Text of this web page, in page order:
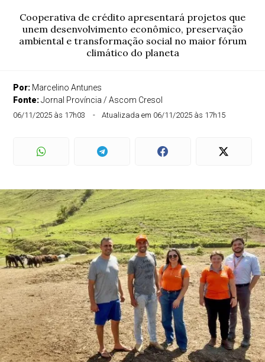
Cooperativa de crédito apresentará projetos que
unem desenvolvimento econômico, preservação
ambiental e transformação social no maior fórum
climático do planeta
Por: Marcelino Antunes
Fonte:Jornal Província / Ascom Cresol
06/11/2025 às 17h03 Atualizada em 06/11/2025 às 17h15